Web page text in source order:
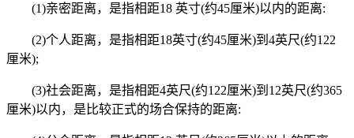
(1)亲密距离，是指相距18 英寸(约45厘米)以内的距离:
(2)个人距离，是指相距18英寸(约45厘米)到4英尺(约122
厘米);
(3)社会距离，是指相距4英尺(约122厘米)到12英尺(约365
厘米)以内，是比较正式的场合保持的距离: